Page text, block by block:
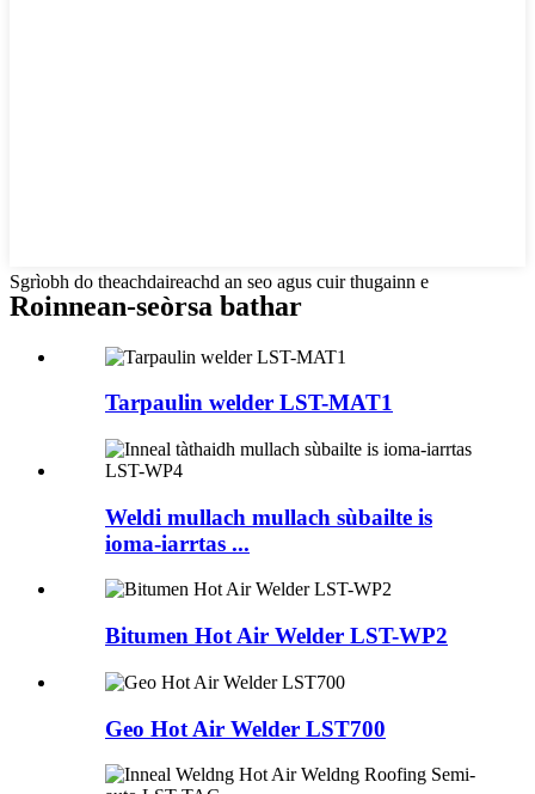
Sgrìobh do theachdaireachd an seo agus cuir thugainn e
Roinnean-seòrsa bathar
Tarpaulin welder LST-MAT1
Weldi mullach mullach sùbailte is
ioma-iarrtas ...
Bitumen Hot Air Welder LST-WP2
Geo Hot Air Welder LST700